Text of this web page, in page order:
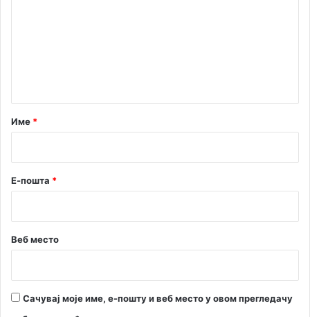
р
Име *
Е-пошта *
Веб место
Сачувај моје име, е-пошту и веб место у овом прегледачу